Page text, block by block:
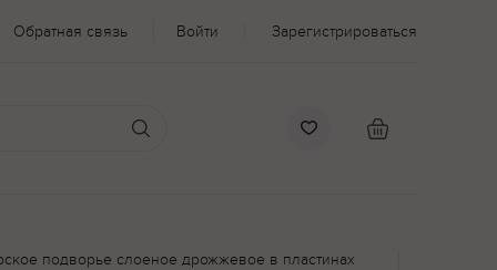
Обратная связь Войти Зарегистрироваться
подворье слоеное дрожжевое в пластинах